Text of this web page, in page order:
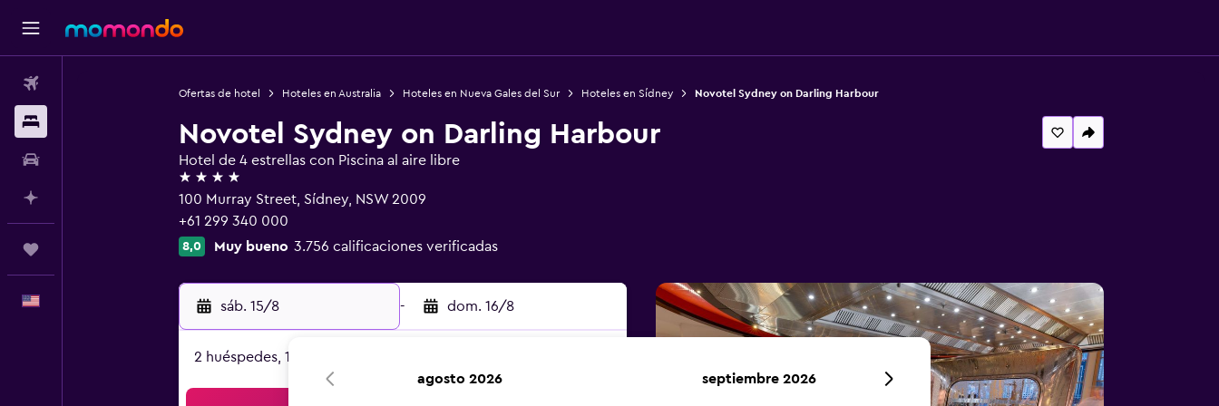
Ofertas de hotel Hoteles en Australia Hoteles en Nueva Gales del Sur Hoteles en Sídney Novotel Sydney on Darling Harbour
Novotel Sydney on Darling Harbour
Hotel de 4 estrellas con Piscina al aire libre
4 estrellas
100 Murray Street, Sídney, NSW 2009
+61 299 340 000
8,0 Muy bueno 3.756 calificaciones verificadas
sáb. 15/8 - dom. 16/8
2 huéspedes, 1 habitación
agosto 2026 septiembre 2026